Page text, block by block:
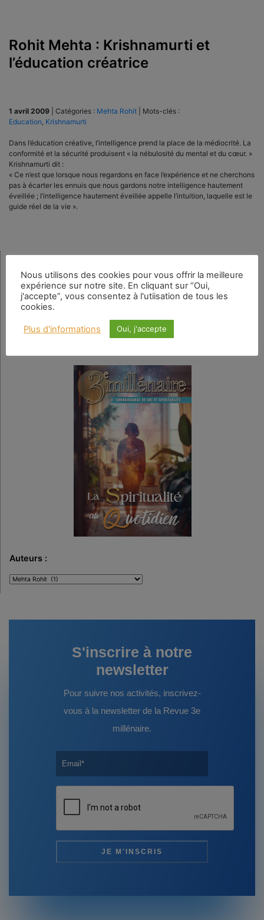
Rohit Mehta : Krishnamurti et
l’éducation créatrice
1 avril 2009 Catégories : Mehta Rohit
Mots-clés :
Education Krishnamurti
Dans l’éducation créative, l’intelligence prend la place de la médiocrité. La
conformité et la sécurité produisent « la nébulosité du mental et du cœur. »
Krishnamurti dit :
« Ce n’est que lorsque nous regardons en face l’expérience et ne cherchons
pas à écarter les ennuis que nous gardons notre intelligence hautement
éveillée ; l’intelligence hautement éveillée appelle l’intuition, laquelle est le
guide réel de la vie ».
Rechercher
Numéro en cours
Auteurs :
Auteurs
:
S'inscrire à notre
newsletter
Pour suivre nos activités, inscrivez-
vous à la newsletter de la Revue 3e
millénaire.
Nous utilisons des cookies pour vous offrir la meilleure
expérience sur notre site. En cliquant sur “Oui,
j'accepte”, vous consentez à l'utiisation de tous les
cookies.
Plus d'informations Oui, j'accepte